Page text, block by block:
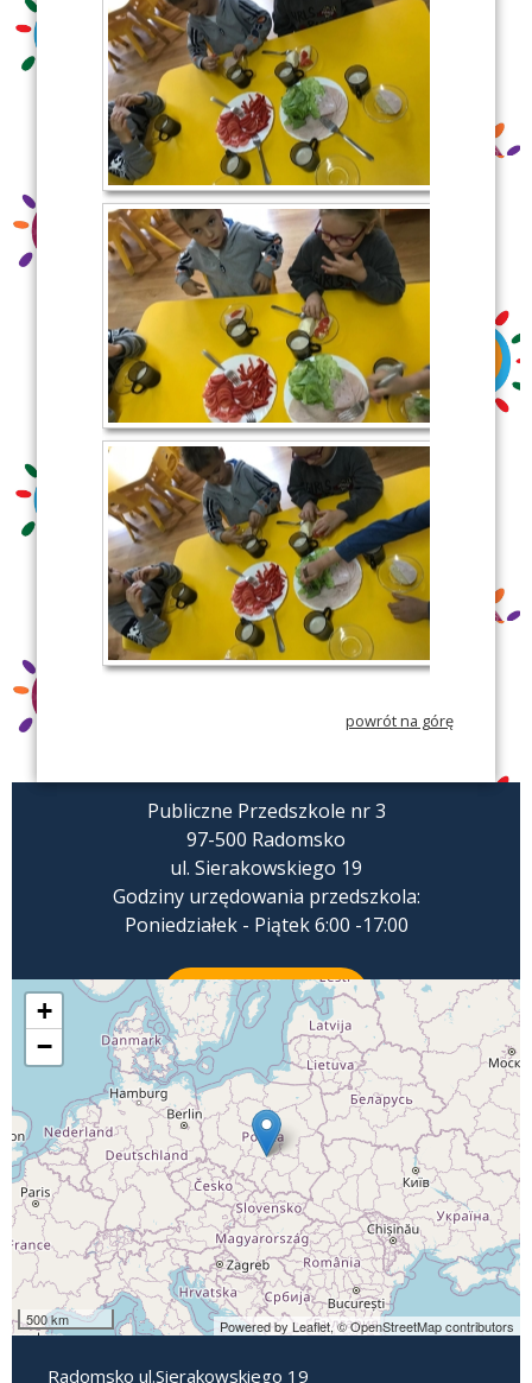
powrót na górę
Publiczne Przedszkole nr 3
97-500 Radomsko
ul. Sierakowskiego 19
Godziny urzędowania przedszkola:
Poniedziałek - Piątek 6:00 -17:00
ZADZWOŃ
+
−
500 km Powered by Leaflet,© OpenStreetMap contributors
Radomsko ul.Sierakowskiego 19